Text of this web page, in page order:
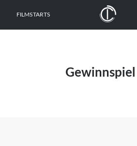
FILMSTARTS
Gewinnspiel